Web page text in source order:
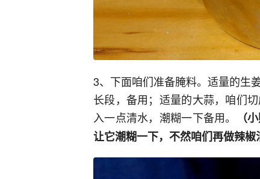
3、下面咱们准备腌料。适量的生
长段，备用；适量的大蒜，咱们
入一点清水，潮糊一下备用。
（
让它潮糊一下，不然咱们再做辣椒